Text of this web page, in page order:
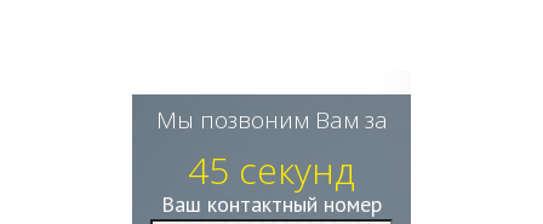
Мы позвоним Вам за
45 секунд
Ваш контактный номер